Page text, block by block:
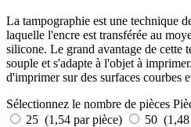
La tampographie est une technique
laquelle l'encre est transférée au
silicone. Le grand avantage de cette
souple et s'adapte à l'objet à
d'imprimer sur des surfaces courbes
Sélectionnez le nombre de pièces
25 (1,54 par pièce)
50 (1,48